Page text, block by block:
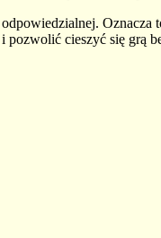
pozwolić cieszyć się grą